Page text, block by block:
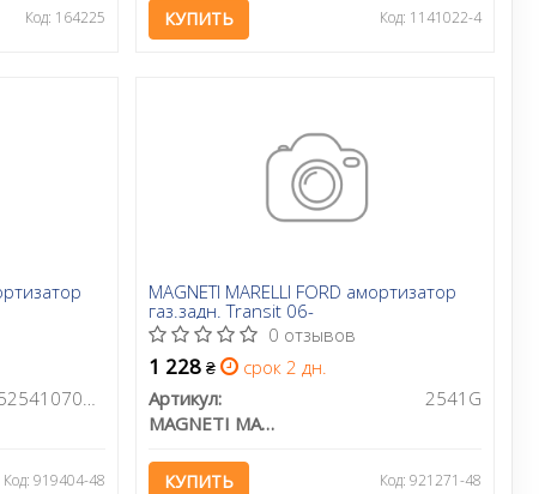
Код: 164225 КУПИТЬ Код: 1141022-4
352541070000
Код: 919404-48
MAGNETI MARELLI FORD амортизатор
газ.задн. Transit 06-
0 отзывов
1 228₴
срок 2 дн.
Артикул:
2541G
MAGNETI MARELLI
КУПИТЬ Код: 921271-48